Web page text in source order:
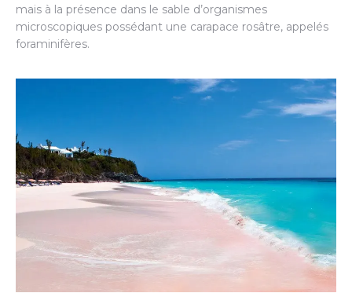
mais à la présence dans le sable d’organismes
microscopiques possédant une carapace rosâtre, appelés
foraminifères.